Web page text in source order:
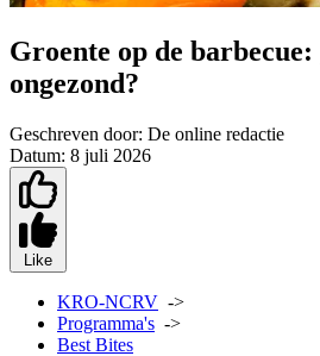
Groente op de barbecue:
ongezond?
Geschreven door: De online redactie
Datum: 8 juli 2026
Like
KRO-NCRV ->
Programma's ->
Best Bites